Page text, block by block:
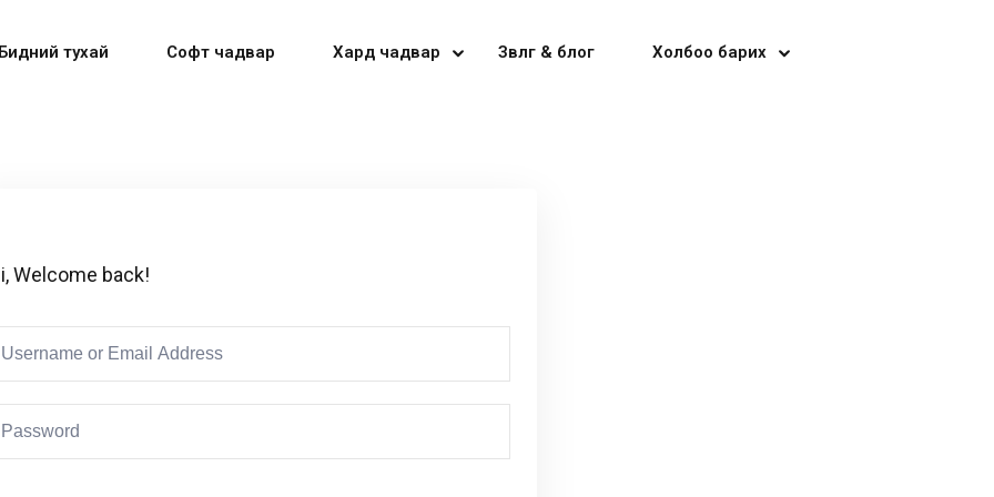
тухай Софт чадвар Хард чадвар Зөвлөгөө & блог Холбоо барих
Welcome back!
Don’t have an account?Sign up